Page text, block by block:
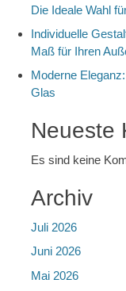
Die Ideale Wahl
Individuelle
Maß für Ihren
Moderne
Glas
Neueste
Es sind keine
Archiv
Juli 2026
Juni 2026
Mai 2026